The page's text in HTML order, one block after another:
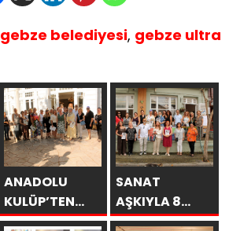
gebze belediyesi, gebze ultra
ANADOLU
KULÜP’TEN
ESİNTİLER
SANAT
AŞKIYLA 8
AÇILDI